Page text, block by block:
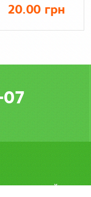
20.00 грн